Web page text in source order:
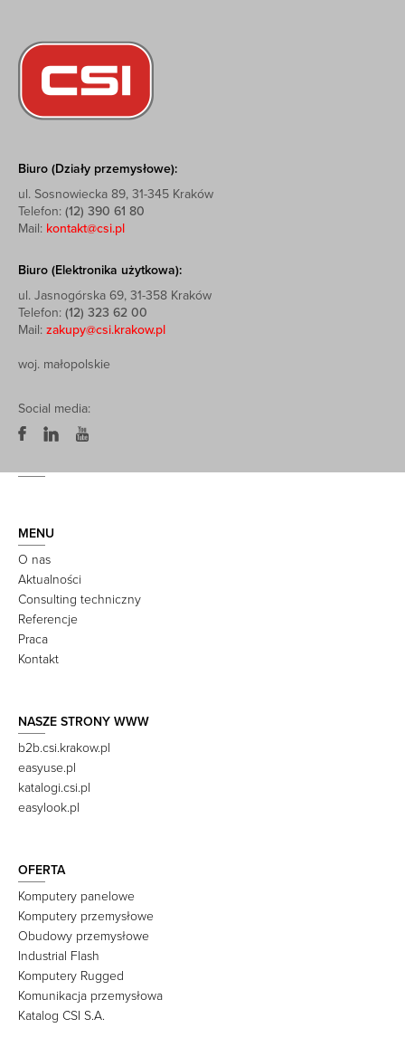
Biuro (Działy przemysłowe):
ul. Sosnowiecka 89, 31-345 Kraków
Telefon: (12) 390 61 80
Mail: kontakt@csi.pl
Biuro (Elektronika użytkowa):
ul. Jasnogórska 69, 31-358 Kraków
Telefon: (12) 323 62 00
Mail: zakupy@csi.krakow.pl
woj. małopolskie
Social media:
MENU
O nas
Aktualności
Consulting techniczny
Referencje
Praca
Kontakt
NASZE STRONY WWW
b2b.csi.krakow.pl
easyuse.pl
katalogi.csi.pl
easylook.pl
OFERTA
Komputery panelowe
Komputery przemysłowe
Obudowy przemysłowe
Industrial Flash
Komputery Rugged
Komunikacja przemysłowa
Katalog CSI S.A.